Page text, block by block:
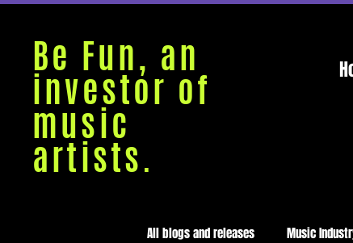
Be Fun, an
investor of
music
artists.
All blogs and releases Music